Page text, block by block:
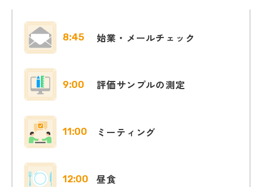
8:45 始業・メールチェック
9:00 評価サンプルの測定
11:00 ミーティング
12:00 昼食